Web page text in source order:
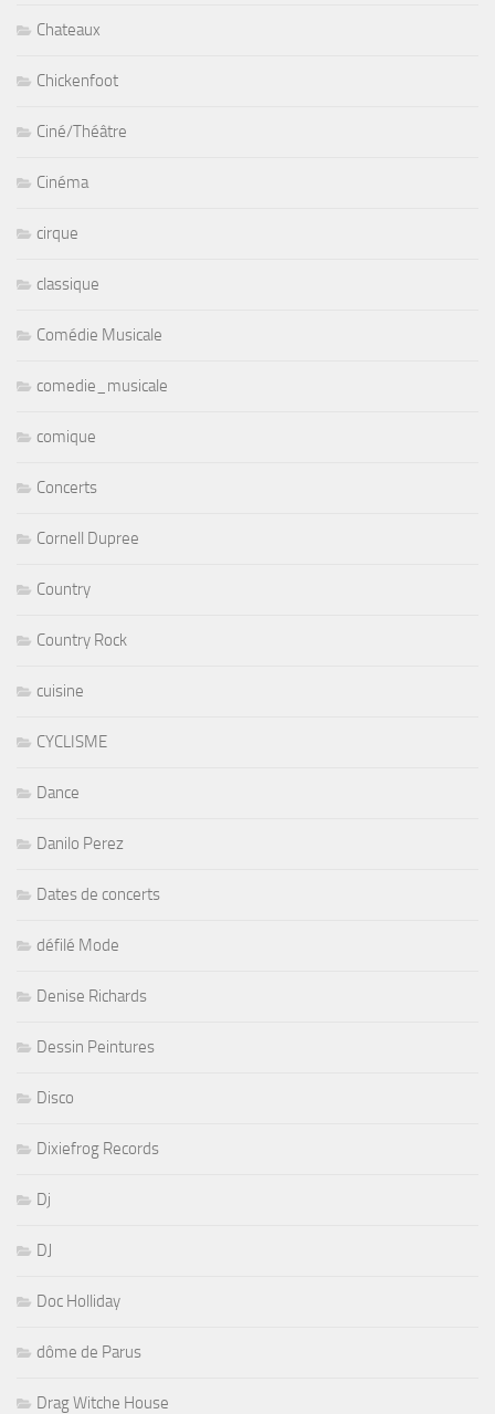
Chateaux
Chickenfoot
Ciné/Théâtre
Cinéma
cirque
classique
Comédie Musicale
comedie_musicale
comique
Concerts
Cornell Dupree
Country
Country Rock
cuisine
CYCLISME
Dance
Danilo Perez
Dates de concerts
défilé Mode
Denise Richards
Dessin Peintures
Disco
Dixiefrog Records
Dj
DJ
Doc Holliday
dôme de Parus
Drag Witche House